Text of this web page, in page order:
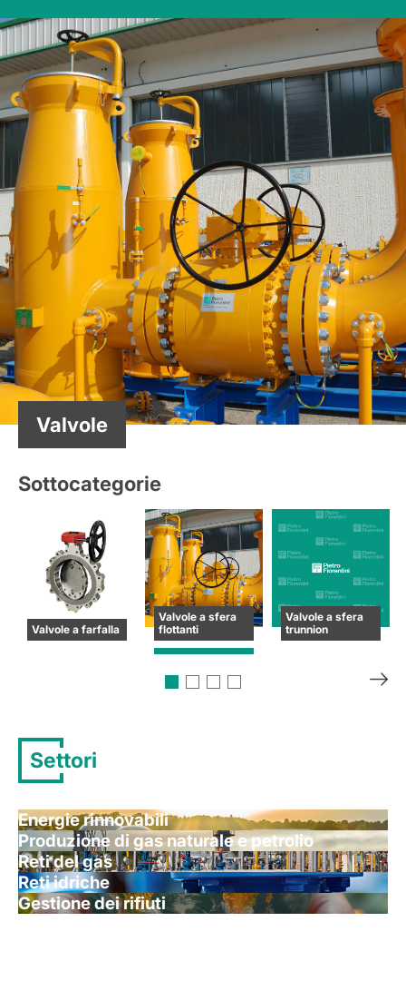
Valvole
Sottocategorie
Valvole a farfalla
Valvole a sfera
flottanti
Valvole a sfera
trunnion
Settori
Energie rinnovabili
Produzione di gas naturale e petrolio
Reti del gas
Reti idriche
Gestione dei rifiuti